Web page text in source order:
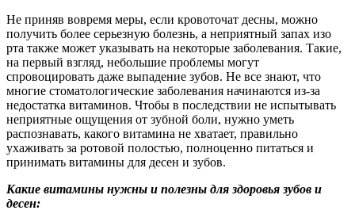
Не приняв вовремя меры, если кровоточат десны, можно
получить более серьезную болезнь, а неприятный запах изо
рта также может указывать на некоторые заболевания. Такие,
на первый взгляд, небольшие проблемы могут
спровоцировать даже выпадение зубов. Не все знают, что
многие стоматологические заболевания начинаются из-за
недостатка витаминов. Чтобы в последствии не испытывать
неприятные ощущения от зубной боли, нужно уметь
распознавать, какого витамина не хватает, правильно
ухаживать за ротовой полостью, полноценно питаться и
принимать витамины для десен и зубов.
Какие витамины нужны и полезны для здоровья зубов и
десен: